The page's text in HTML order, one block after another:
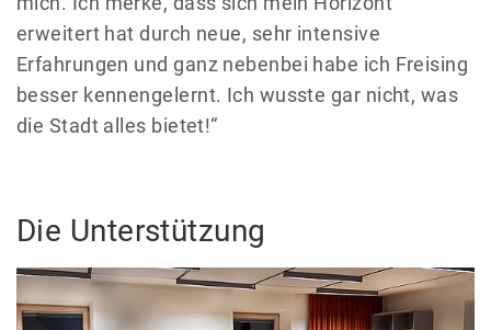
erweitert hat durch neue, sehr intensive
Erfahrungen und ganz nebenbei habe ich Freising
besser kennengelernt. Ich wusste gar nicht, was
die Stadt alles bietet!“
Die Unterstützung